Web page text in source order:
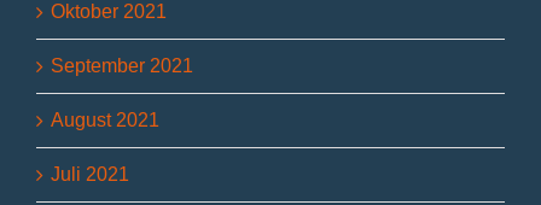
Oktober 2021
September 2021
August 2021
Juli 2021